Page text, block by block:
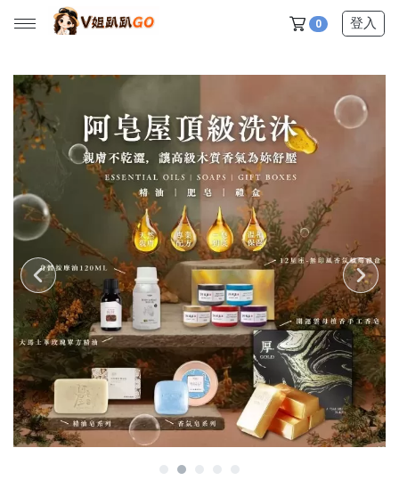
0 登入
所有產品
【V姐團購專屬優惠】
【春季下殺特賣】
【新品上市】
【美髮護理】
【服飾內著】
【居家生活】
【營養保健】
【3C家電/周邊】